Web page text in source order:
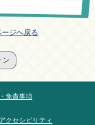
ージへ戻る
ン
免責事項
クセシビリティ